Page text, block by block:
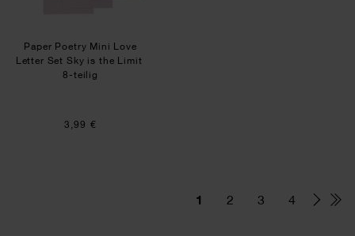
Paper Poetry Mini Love
Letter Set Sky is the Limit
8-teilig
3,99 €
1 2 3 4